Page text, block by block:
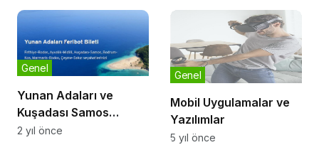
Yunan Adaları ve
Kuşadası Samos
Feribot
Genel
2 yıl önce
Mobil Uygulamalar ve
Yazılımlar
Genel
5 yıl önce